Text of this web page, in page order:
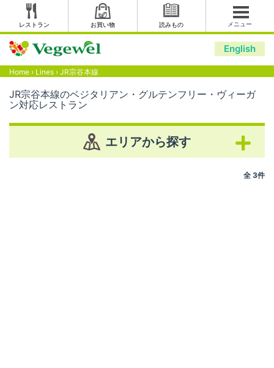
レストラン お買い物 読みもの メニュー
English
Home › Lines › JR宗谷本線
JR宗谷本線のベジタリアン・グルテンフリー・ヴィーガ
ン対応レストラン
エリアから探す
全 3件